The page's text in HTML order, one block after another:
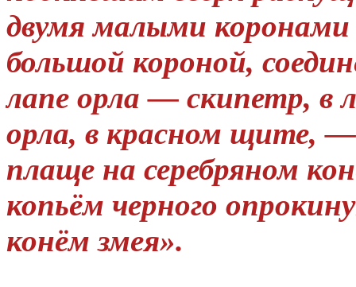
двумя малыми
большой короной,
лапе орла — скипетр, в
орла, в красном щите, —
плаще на серебряном
копьём черного
конём змея».